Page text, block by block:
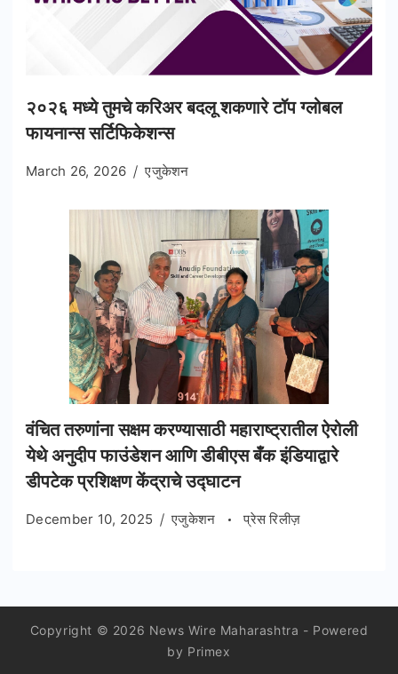
२०२६ मध्ये तुमचे करिअर बदलू शकणारे टॉप ग्लोबल
फायनान्स सर्टिफिकेशन्स
March 26, 2026 एजुकेशन
वंचित तरुणांना सक्षम करण्यासाठी महाराष्ट्रातील ऐरोली
येथे अनुदीप फाउंडेशन आणि डीबीएस बँक इंडियाद्वारे
डीपटेक प्रशिक्षण केंद्राचे उद्घाटन
December 10, 2025 एजुकेशन प्रेस रिलीज़
Copyright © 2026 News Wire Maharashtra - Powered
by Primex